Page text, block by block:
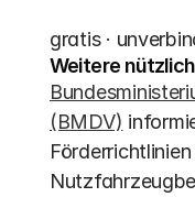
gratis ·
Weitere
(BMDV)